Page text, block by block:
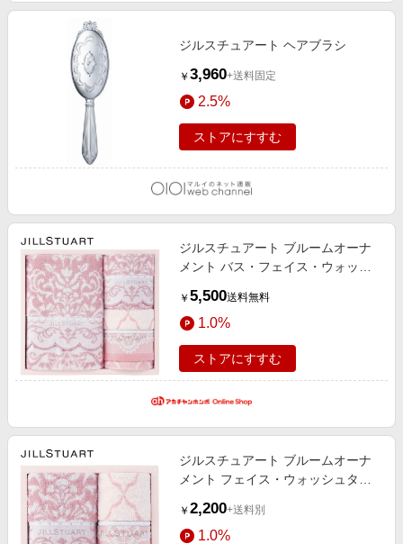
ジルスチュアート ヘアブラシ
￥ 3,960+送料固定
2.5%
ストアにすすむ
ジルスチュアート ブルームオーナ
メント バス・フェイス・ウォッシ
いギフト) 送料当社負担 内祝い・お
返しギフト 生活雑貨・タオルギフ
ト ブランドタオル
￥ 5,500送料無料
1.0%
ストアにすすむ
ジルスチュアート ブルームオーナ
メント フェイス・ウォッシュタオ
フト) 内祝い・お返しギフト 生活雑
貨・タオルギフト ブランドタオル
￥ 2,200+送料別
1.0%